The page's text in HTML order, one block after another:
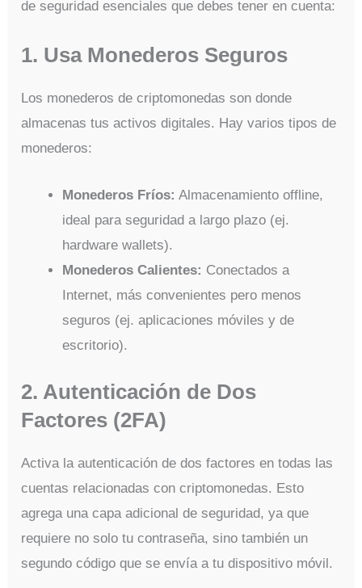
de seguridad esenciales que debes tener en cuenta:
1. Usa Monederos Seguros
Los monederos de criptomonedas son donde
almacenas tus activos digitales. Hay varios tipos de
monederos:
Monederos Fríos: Almacenamiento offline,
ideal para seguridad a largo plazo (ej.
hardware wallets).
Monederos Calientes: Conectados a
Internet, más convenientes pero menos
seguros (ej. aplicaciones móviles y de
escritorio).
2. Autenticación de Dos
Factores (2FA)
Activa la autenticación de dos factores en todas las
cuentas relacionadas con criptomonedas. Esto
agrega una capa adicional de seguridad, ya que
requiere no solo tu contraseña, sino también un
segundo código que se envía a tu dispositivo móvil.